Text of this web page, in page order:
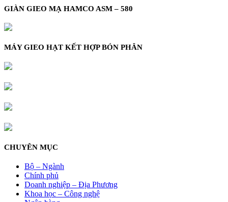
GIÀN GIEO MẠ HAMCO ASM – 580
MÁY GIEO HẠT KẾT HỢP BÓN PHÂN
CHUYÊN MỤC
Bộ – Ngành
Chính phủ
Doanh nghiệp – Địa Phương
Khoa học – Công nghệ